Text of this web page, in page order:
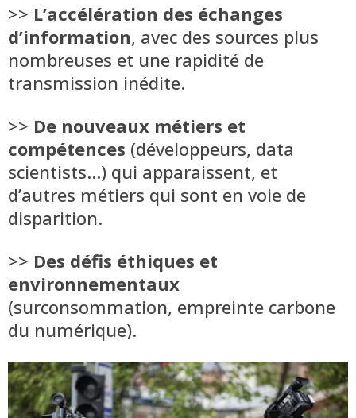
>> L’accélération des échanges
d’information, avec des sources plus
nombreuses et une rapidité de
transmission inédite.
>> De nouveaux métiers et
compétences (développeurs, data
scientists…) qui apparaissent, et
d’autres métiers qui sont en voie de
disparition.
>> Des défis éthiques et
environnementaux
(surconsommation, empreinte carbone
du numérique).